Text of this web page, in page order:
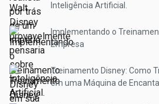
Inteligência Artificial.
Implementando o
Empresa
Treinamento Disney: Como
em uma Máquina de